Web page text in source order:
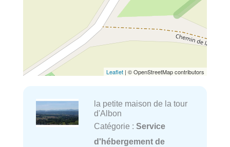
Leaflet | © OpenStreetMap contributors
la petite maison de la tour
d'Albon
Catégorie : Service
d'hébergement de